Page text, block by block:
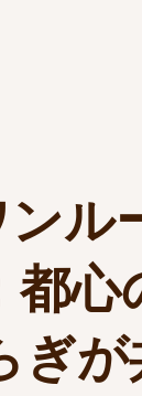
ンル
都心
ぎ